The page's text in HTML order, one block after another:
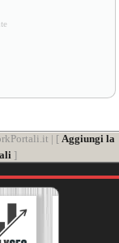
| [ Aggiungi la
]